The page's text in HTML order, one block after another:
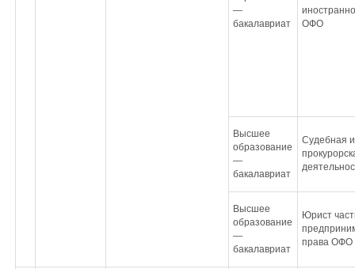
—
бакалавриат
ОФО
Высшее
образование
—
бакалавриат
Судебная и
Высшее
образование
—
бакалавриат
Юрист
права ОФО